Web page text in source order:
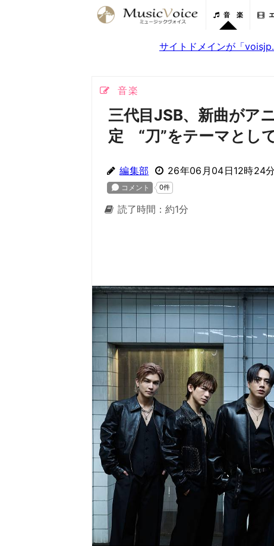
音 楽
サイトドメインが「
音楽
三代目JSB、新曲がア
定 “刀”をテーマとし
編集部 26年06月04日12時24分
読了時間：約1分